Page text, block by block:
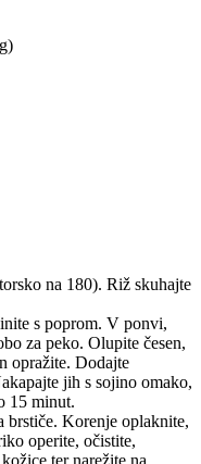
na 180). Riž skuhajte
s poprom. V ponvi,
za peko. Olupite česen,
opražite. Dodajte
jih s sojino omako,
15 minut.
brstiče. Korenje oplaknite,
operite, očistite,
ter narežite na